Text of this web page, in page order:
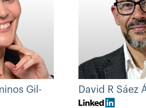
Gil-
David R Sáez